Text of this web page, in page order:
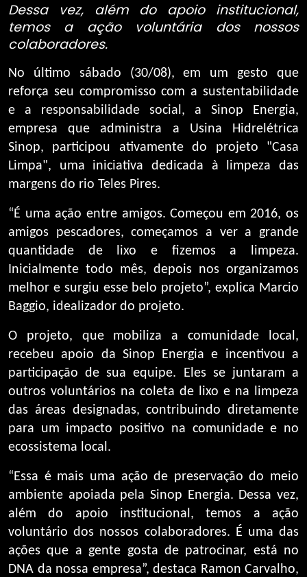
Dessa vez, além do apoio institucional,
temos a ação voluntária dos nossos
colaboradores.
No último sábado (30/08), em um gesto que
reforça seu compromisso com a sustentabilidade
e a responsabilidade social, a Sinop Energia,
empresa que administra a Usina Hidrelétrica
Sinop, participou ativamente do projeto "Casa
Limpa", uma iniciativa dedicada à limpeza das
margens do rio Teles Pires.
“É uma ação entre amigos. Começou em 2016, os
amigos pescadores, começamos a ver a grande
quantidade de lixo e fizemos a limpeza.
Inicialmente todo mês, depois nos organizamos
melhor e surgiu esse belo projeto”, explica Marcio
Baggio, idealizador do projeto.
O projeto, que mobiliza a comunidade local,
recebeu apoio da Sinop Energia e incentivou a
participação de sua equipe. Eles se juntaram a
outros voluntários na coleta de lixo e na limpeza
das áreas designadas, contribuindo diretamente
para um impacto positivo na comunidade e no
ecossistema local.
“Essa é mais uma ação de preservação do meio
ambiente apoiada pela Sinop Energia. Dessa vez,
além do apoio institucional, temos a ação
voluntário dos nossos colaboradores. É uma das
ações que a gente gosta de patrocinar, está no
DNA da nossa empresa”, destaca Ramon Carvalho,